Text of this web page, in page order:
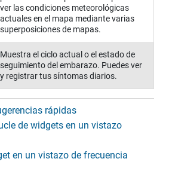
ver las condiciones meteorológicas
actuales en el mapa mediante varias
superposiciones de mapas.
Muestra el ciclo actual o el estado de
seguimiento del embarazo. Puedes ver
y registrar tus síntomas diarios.
rápidas
de widgets en un vistazo
en un vistazo de frecuencia